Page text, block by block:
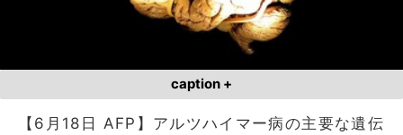
caption +
【6月18日 AFP】アルツハイマー病の主要な遺伝